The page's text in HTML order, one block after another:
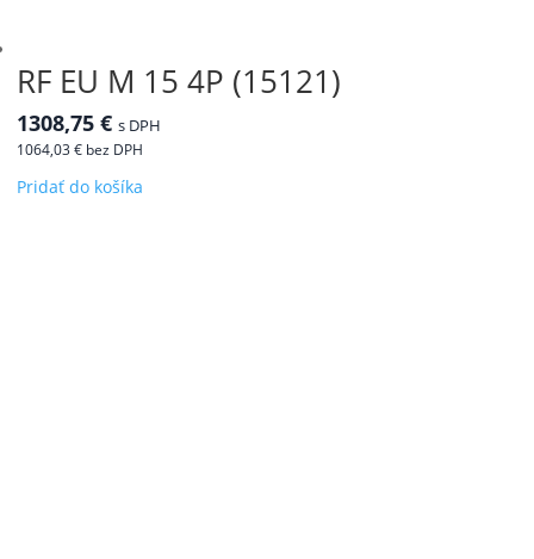
RF EU M 15 4P (15121)
1308,75 € s DPH
1064,03€ bez DPH
Pridať do košíka